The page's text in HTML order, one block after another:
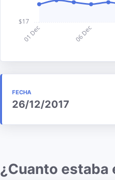
FECHA
26/12/2017
¿Cuanto estaba